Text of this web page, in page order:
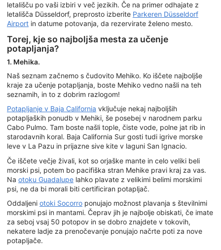
letališču po vaši izbiri v več jezikih. Če na primer odhajate z
letališča Düsseldorf, preprosto izberite Parkeren Düsseldorf
Airport in datume potovanja, da rezervirate želeno mesto.
Torej, kje so najboljša mesta za učenje
potapljanja?
1. Mehika.
Naš seznam začnemo s čudovito Mehiko. Ko iščete najboljše
kraje za učenje potapljanja, boste Mehiko vedno našli na teh
seznamih, in to z dobrim razlogom!
Potapljanje v Baja California vključuje nekaj najboljših
potapljaških ponudb v Mehiki, še posebej v narodnem parku
Cabo Pulmo. Tam boste našli tople, čiste vode, polne jat rib in
starodavnih koral. Baja California Sur gosti tudi igrive morske
leve v La Pazu in prijazne sive kite v laguni San Ignacio.
Če iščete večje živali, kot so orjaške mante in celo veliki beli
morski psi, potem bo pacifiška stran Mehike pravi kraj za vas.
Na otoku Guadalupe lahko plavate z velikimi belimi morskimi
psi, ne da bi morali biti certificiran potapljač.
Oddaljeni otoki Socorro ponujajo možnost plavanja s številnimi
morskimi psi in mantami. Čeprav jih je najbolje obiskati, če imate
za seboj vsaj 50 potopov in se dobro znajdete v tokovih,
nekatere ladje za prenočevanje ponujajo načrte poti za nove
potapljače.